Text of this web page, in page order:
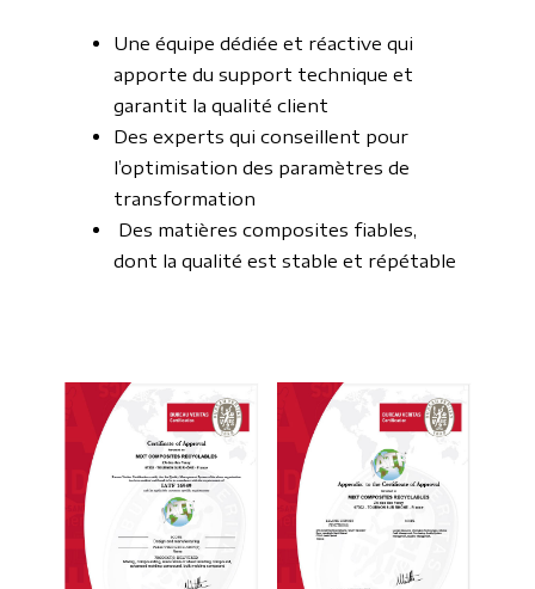
Une équipe dédiée et réactive qui
apporte du support technique et
garantit la qualité client
Des experts qui conseillent pour
l’optimisation des paramètres de
transformation
Des matières composites fiables,
dont la qualité est stable et répétable